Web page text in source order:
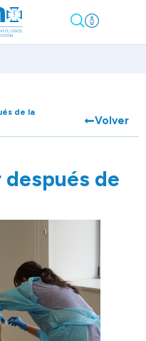
de la
Volver
después de